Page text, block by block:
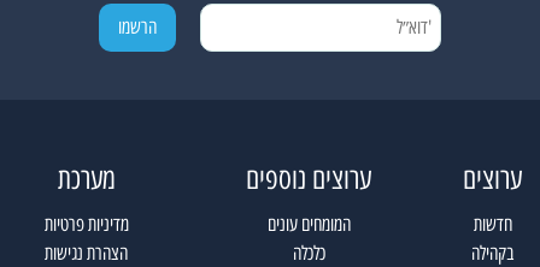
ערוצים
חדשות
בקהילה
ערוצים נוספים
המומחים עונים
כלכלה
מערכת
מדיניות פרטיות
הצהרת נגישות